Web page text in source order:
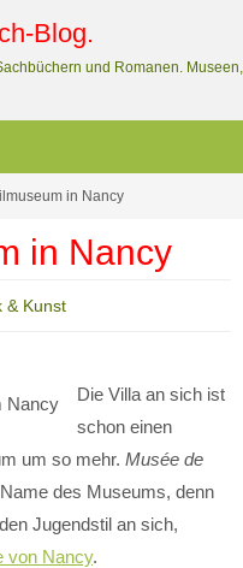
Blog.
und Romanen. Museen,
in Nancy
in Nancy
& Kunst
Die Villa an sich ist
schon einen
um so mehr. Musée de
des Museums, denn
Jugendstil an sich,
von Nancy.